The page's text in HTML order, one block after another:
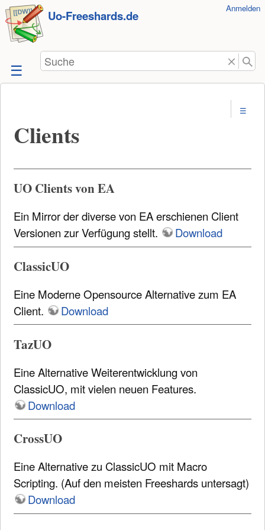
zum
Inhalt
springen
Uo-Freeshards.de
Benutzer-Anmelden
Suche
Clients
UO Clients von EA
Ein Mirror der diverse von EA erschienen Client
Versionen zur Verfügung stellt.
Download
ClassicUO
Eine Moderne Opensource Alternative zum EA
Client.
Download
TazUO
Eine Alternative Weiterentwicklung von
ClassicUO, mit vielen neuen Features.
Download
CrossUO
Eine Alternative zu ClassicUO mit Macro
Scripting. (Auf den meisten Freeshards untersagt)
Download